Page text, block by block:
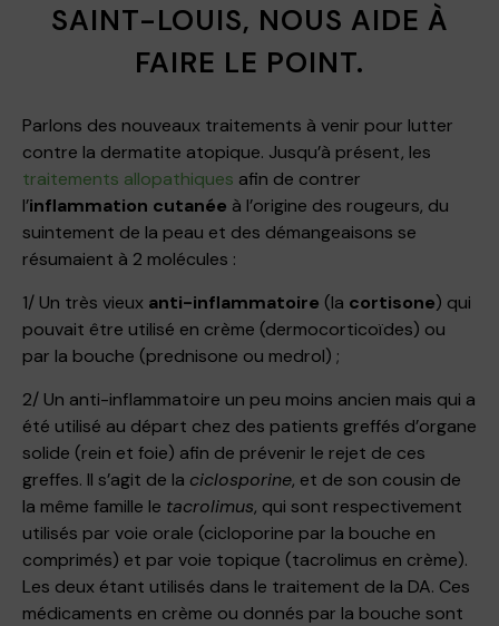
SAINT-LOUIS, NOUS AIDE À
FAIRE LE POINT.
Parlons des nouveaux traitements à venir pour lutter
contre la dermatite atopique. Jusqu’à présent, les
traitements allopathiques afin de contrer
l’inflammation cutanée à l’origine des rougeurs, du
suintement de la peau et des démangeaisons se
résumaient à 2 molécules :
1/ Un très vieux anti-inflammatoire (la cortisone) qui
pouvait être utilisé en crème (dermocorticoïdes) ou
par la bouche (prednisone ou medrol) ;
2/ Un anti-inflammatoire un peu moins ancien mais qui a
été utilisé au départ chez des patients greffés d’organe
solide (rein et foie) afin de prévenir le rejet de ces
greffes. Il s’agit de la ciclosporine, et de son cousin de
la même famille le tacrolimus, qui sont respectivement
utilisés par voie orale (cicloporine par la bouche en
comprimés) et par voie topique (tacrolimus en crème).
Les deux étant utilisés dans le traitement de la DA. Ces
médicaments en crème ou donnés par la bouche sont